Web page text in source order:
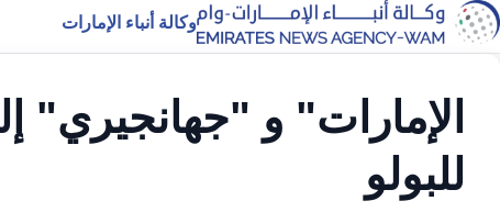
وكالة أنباء الإمارات
الإمارات" و "جهانجيري"
للبولو